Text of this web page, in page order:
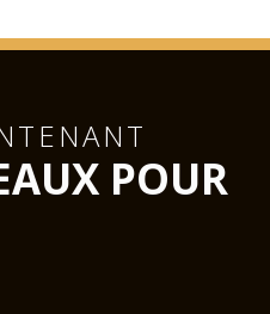
POUR